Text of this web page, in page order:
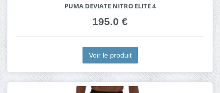
PUMA DEVIATE NITRO ELITE 4
195.0 €
Voir le produit